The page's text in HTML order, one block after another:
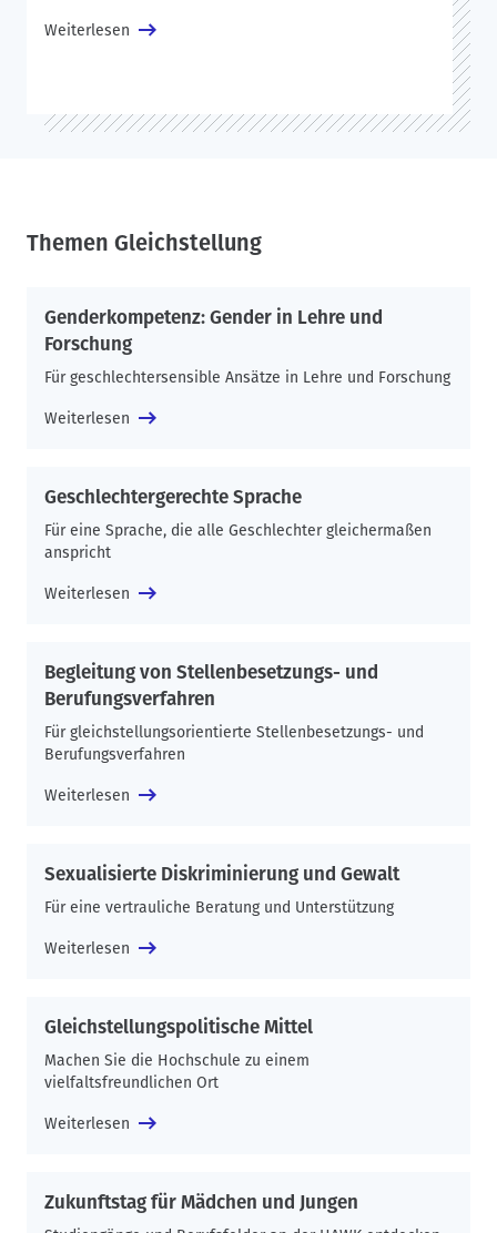
Weiterlesen
Themen Gleichstellung
Genderkompetenz: Gender in Lehre und
Forschung
Für geschlechtersensible Ansätze in Lehre und Forschung
Weiterlesen
Geschlechtergerechte Sprache
Für eine Sprache, die alle Geschlechter gleichermaßen
anspricht
Weiterlesen
Begleitung von Stellenbesetzungs- und
Berufungsverfahren
Für gleichstellungsorientierte Stellenbesetzungs- und
Berufungsverfahren
Weiterlesen
Sexualisierte Diskriminierung und Gewalt
Für eine vertrauliche Beratung und Unterstützung
Weiterlesen
Gleichstellungspolitische Mittel
Machen Sie die Hochschule zu einem
vielfaltsfreundlichen Ort
Weiterlesen
Zukunftstag für Mädchen und Jungen